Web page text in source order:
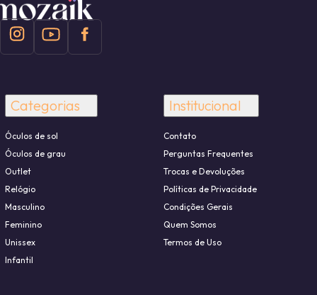
Categorias
Óculos de sol
Óculos de grau
Outlet
Relógio
Masculino
Feminino
Unissex
Infantil
Institucional
Contato
Perguntas Frequentes
Trocas e Devoluções
Políticas de Privacidade
Condições Gerais
Quem Somos
Termos de Uso